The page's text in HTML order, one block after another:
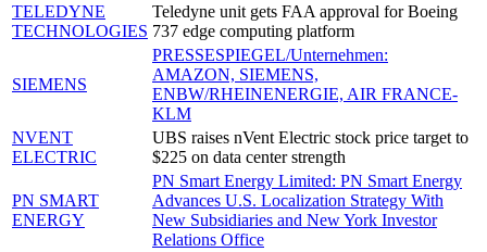
TELEDYNE
TECHNOLOGIES
Teledyne unit gets FAA approval for Boeing
737 edge computing platform
SIEMENS
PRESSESPIEGEL/Unternehmen:
AMAZON, SIEMENS,
ENBW/RHEINENERGIE, AIR FRANCE-
KLM
NVENT
ELECTRIC
UBS raises nVent Electric stock price target to
$225 on data center strength
PN SMART
ENERGY
PN Smart Energy Limited: PN Smart Energy
Advances U.S. Localization Strategy With
New Subsidiaries and New York Investor
Relations Office